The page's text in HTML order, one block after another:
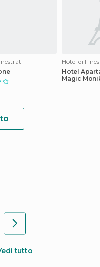
Hotel di
Hotel
Magic
tutto